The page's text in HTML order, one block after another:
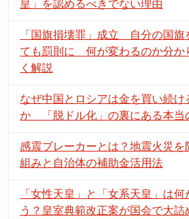
皇」を認めるべきでない理由
「国旗損壊罪」成立 自分の国旗
ても罰則に 何が変わるのか分か
く解説
なぜ中国とロシアは金を買い続け
か 「脱ドル化」の裏にある本当
感震ブレーカーとは？地震火災を
組みと自治体の補助金活用法
「女性天皇」と「女系天皇」は何
う？皇室典範改正案が国会で大詰